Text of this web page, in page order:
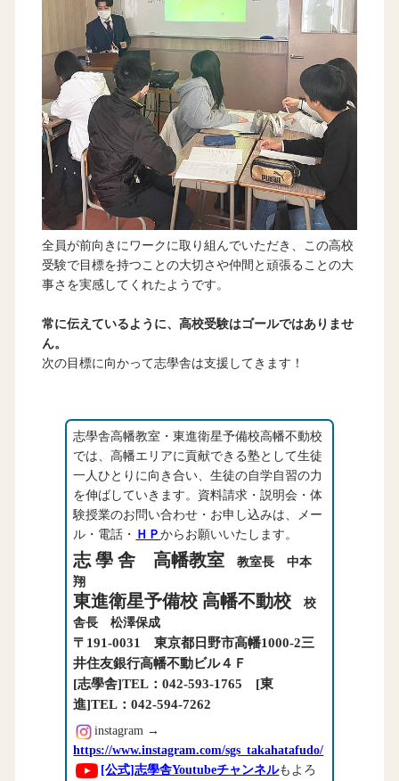
全員が前向きにワークに取り組んでいただき、この高校
受験で目標を持つことの大切さや仲間と頑張ることの大
事さを実感してくれたようです。
常に伝えているように、高校受験はゴールではありませ
ん。
次の目標に向かって志學舎は支援してきます！
志學舎高幡教室・東進衛星予備校高幡不動校
では、高幡エリアに貢献できる塾として生徒
一人ひとりに向き合い、生徒の自学自習の力
を伸ばしていきます。資料請求・説明会・体
験授業のお問い合わせ・お申し込みは、メー
ル・電話・
ＨＰからお願いいたします。
志 學 舎 高幡教室 教室長 中本
翔
東進衛星予備校 高幡不動校 校
舎長 松澤保成
〒191-0031 東京都日野市高幡1000-2三
井住友銀行高幡不動ビル４Ｆ
[志學舎]TEL：042-593-1765 [東
進]TEL：042-594-7262
instagram →
https://www.instagram.com/sgs_takahatafudo/
[公式]志學舎Youtubeチャンネルもよろ